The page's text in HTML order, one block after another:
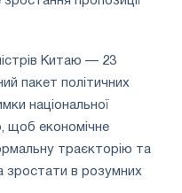
Китаю — 23
пакет політичних
національної
щоб економічне
траєкторію та
зростати в розумних